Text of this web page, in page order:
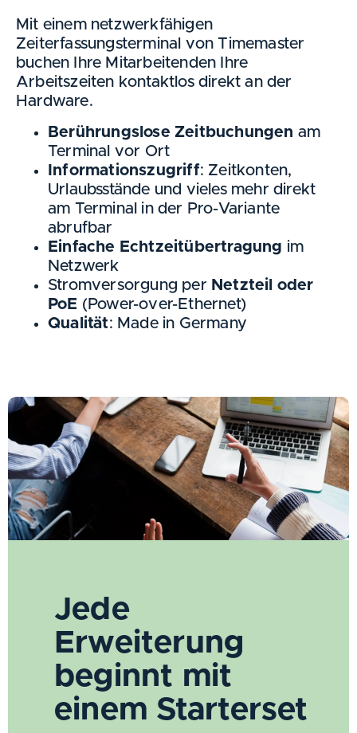
Mit einem netzwerkfähigen
Zeiterfassungsterminal von Timemaster
buchen Ihre Mitarbeitenden Ihre
Arbeitszeiten kontaktlos direkt an der
Hardware.
Berührungslose Zeitbuchungen am
Terminal vor Ort
Informationszugriff: Zeitkonten,
Urlaubsstände und vieles mehr direkt
am Terminal in der Pro-Variante
abrufbar
Einfache Echtzeitübertragung im
Netzwerk
Stromversorgung per Netzteil oder
PoE (Power-over-Ethernet)
Qualität: Made in Germany
Jede
Erweiterung
beginnt mit
einem Starterset